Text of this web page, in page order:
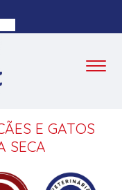
E GATOS
SECA